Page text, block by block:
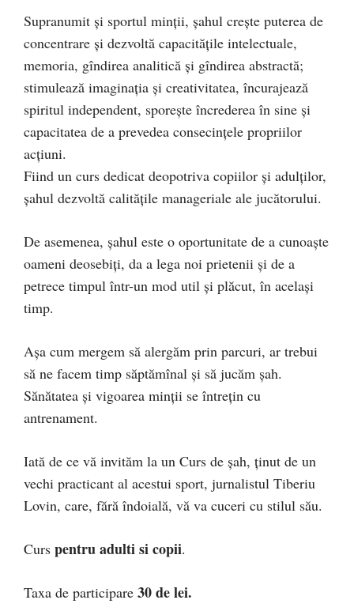
Supranumit şi sportul minţii, şahul creşte puterea de
concentrare şi dezvoltă capacităţile intelectuale,
memoria, gîndirea analitică şi gîndirea abstractă;
stimulează imaginaţia şi creativitatea, încurajează
spiritul independent, sporeşte încrederea în sine şi
capacitatea de a prevedea consecinţele propriilor
acţiuni.
Fiind un curs dedicat deopotriva copiilor și adulților,
șahul dezvoltă calitățile manageriale ale jucătorului.
De asemenea, şahul este o oportunitate de a cunoaşte
oameni deosebiţi, da a lega noi prietenii şi de a
petrece timpul într-un mod util şi plăcut, în acelaşi
timp.
Aşa cum mergem să alergăm prin parcuri, ar trebui
să ne facem timp săptămînal şi să jucăm şah.
Sănătatea şi vigoarea minţii se întreţin cu
antrenament.
Iată de ce vă invităm la un Curs de şah, ţinut de un
vechi practicant al acestui sport, jurnalistul Tiberiu
Lovin, care, fără îndoială, vă va cuceri cu stilul său.
Curs pentru adulti si copii.
Taxa de participare 30 de lei.